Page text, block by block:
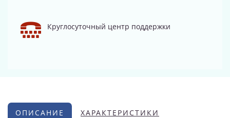
Круглосуточный центр поддержки
ОПИСАНИЕ ХАРАКТЕРИСТИКИ